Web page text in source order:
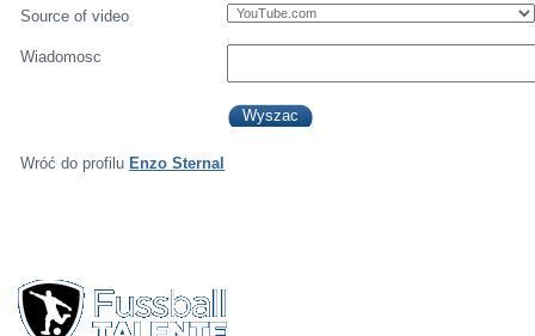
Source of video
Wiadomosc
Wróć do profilu Enzo Sternal